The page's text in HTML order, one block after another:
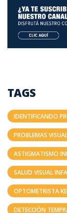
TAGS
IDENTIFICANDO
PROBLEMAS
ASTIGMATISMO
SALUD VISUAL
OPTOMETRISTA
DETECCIÓN